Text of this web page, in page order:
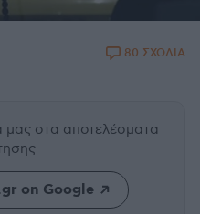
80 ΣΧΟΛΙΑ
μας στα αποτελέσματα
on Google